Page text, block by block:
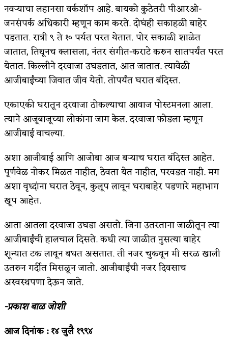
नवऱ्याचा लहानसा वर्कशॉप आहे. बायको कुठेतरी पीआरओ-
जनसंपर्क अधिकारी म्हणून काम करते. दोघंही सकाहळी बाहेर
पडतात. रात्री ९ ते १० पर्यत परत येतात. पोर सकाळी शाळेत
जातात, तिथूनच क्लासला, नंतर संगीत-कराटे करुन सातपर्यंत परत
येतात. किल्लीने दरवाजा उघडतात, आत जातात. त्यावेळी
आजीबाईंच्या जिवात जीव येतो. तोपर्यंत घरात बंदिस्त.
एकाएकी घरातून दरवाजा ठोकल्याचा आवाज पोस्टमनला आला.
त्याने आजूबाजूच्या लोकांना जाग केल. दरवाजा फोडला म्हणून
आजीबाई वाचल्या.
अशा आजीबाई आणि आजोबा आज बऱ्याच घरात बंदिस्त आहेत.
पूर्णवेळ नोकर मिळत नाहीत, ठेवता येत नाहीत, परवडत नाही. मग
अशा वृध्दांना घरात ठेवून, कुलूप लावून घराबाहेर पडणारे महाभाग
खूप आहेत.
आता आतला दरवाजा उघडा असतो. जिना उतरताना जाळीतून त्या
आजीबाईंची हालचाल दिसते. कधी त्या जाळीत नुसत्या बाहेर
शून्यात टक लावून बघत असतात. ती नजर चुकवून मी सरळ खाली
उतरुन गर्दीत मिसळून जातो. आजीबाईंची नजर दिवसाच
अस्वस्थपणा देऊन जाते.
-प्रकाश बाळ जोशी
आज दिनांक : १४ जुलै १९९४